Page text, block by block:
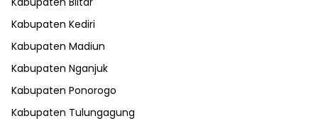
Kabupaten Kediri
Kabupaten Madiun
Kabupaten Nganjuk
Kabupaten Ponorogo
Kabupaten Tulungagung